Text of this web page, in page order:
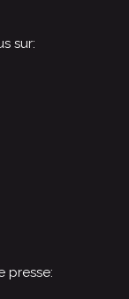
sur:
presse: